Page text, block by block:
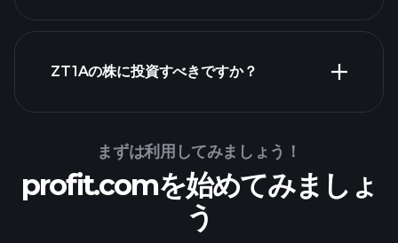
Playtrade Tournaments
推奨証
券会社
ZT1Aの株に投資すべきですか？
まずは利用してみましょう！
profit.comを始めてみましょ
う